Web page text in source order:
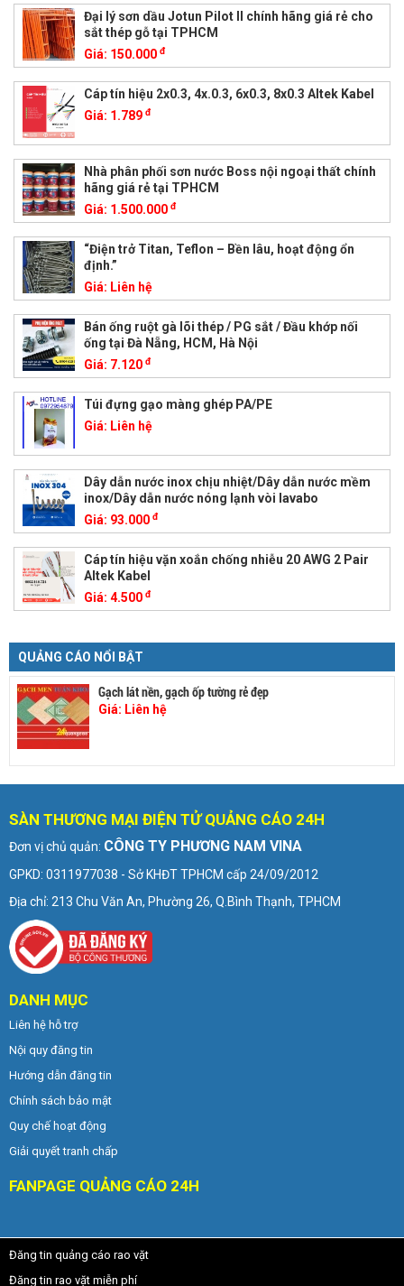
Đại lý sơn dầu Jotun Pilot II chính hãng giá rẻ cho
sắt thép gỗ tại TPHCM
Giá: 150.000 đ
Cáp tín hiệu 2x0.3, 4x.0.3, 6x0.3, 8x0.3 Altek Kabel
Giá: 1.789 đ
Nhà phân phối sơn nước Boss nội ngoại thất chính
hãng giá rẻ tại TPHCM
Giá: 1.500.000 đ
“Điện trở Titan, Teflon – Bền lâu, hoạt động ổn
định.”
Giá: Liên hệ
Bán ống ruột gà lõi thép / PG sắt / Đầu khớp nối
ống tại Đà Nẵng, HCM, Hà Nội
Giá: 7.120 đ
Túi đựng gạo màng ghép PA/PE
Giá: Liên hệ
Dây dẫn nước inox chịu nhiệt/Dây dẫn nước mềm
inox/Dây dẫn nước nóng lạnh vòi lavabo
Giá: 93.000 đ
Cáp tín hiệu vặn xoắn chống nhiễu 20 AWG 2 Pair
Altek Kabel
Giá: 4.500 đ
QUẢNG CÁO NỔI BẬT
Gạch lát nền, gạch ốp tường rẻ đẹp
Giá: Liên hệ
SÀN THƯƠNG MẠI ĐIỆN TỬ QUẢNG CÁO 24H
Đơn vị chủ quản: CÔNG TY PHƯƠNG NAM VINA
GPKD: 0311977038 - Sở KHĐT TPHCM cấp 24/09/2012
Địa chỉ: 213 Chu Văn An, Phường 26, Q.Bình Thạnh, TPHCM
DANH MỤC
Liên hệ hỗ trợ
Nội quy đăng tin
Hướng dẫn đăng tin
Chính sách bảo mật
Quy chế hoạt động
Giải quyết tranh chấp
FANPAGE QUẢNG CÁO 24H
Đăng tin quảng cáo rao vặt
Đăng tin rao vặt miễn phí